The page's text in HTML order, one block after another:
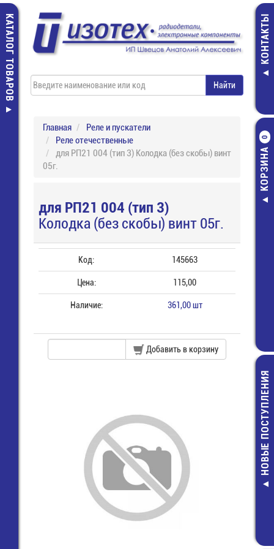
КАТАЛОГ ТОВАРОВ КОНТАКТЫ
КОРЗИНА
0
S1014,
ВПБ6- НОВЫЕ ПОСТУПЛЕНИЯ
Главная
Реле и пускатели
Реле отечественные
для РП21 004 (тип 3) Колодка (без скобы) винт
05г.
для РП21 004 (тип 3)
Колодка (без скобы) винт 05г.
Код: 145663
Цена: 115,00
Наличие: 361,00 шт
Добавить в корзину